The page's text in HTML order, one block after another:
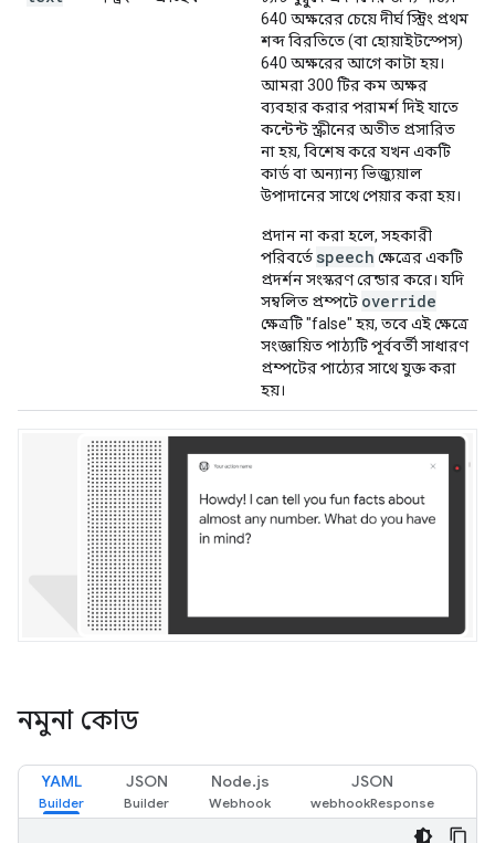
640 অক্ষরের চেয়ে দীর্ঘ স্ট্রিং প্রথম
শব্দ বিরতিতে (বা হোয়াইটস্পেস)
640 অক্ষরের আগে কাটা হয়।
আমরা 300 টির কম অক্ষর
ব্যবহার করার পরামর্শ দিই যাতে
কন্টেন্ট স্ক্রীনের অতীত প্রসারিত
না হয়, বিশেষ করে যখন একটি
কার্ড বা অন্যান্য ভিজ্যুয়াল
উপাদানের সাথে পেয়ার করা হয়।
প্রদান না করা হলে, সহকারী
পরিবর্তে speech ক্ষেত্রের একটি
প্রদর্শন সংস্করণ রেন্ডার করে। যদি
সম্বলিত প্রম্পটে override
ক্ষেত্রটি "false" হয়, তবে এই ক্ষেত্রে
সংজ্ঞায়িত পাঠ্যটি পূর্ববর্তী সাধারণ
প্রম্পটের পাঠ্যের সাথে যুক্ত করা
হয়।
নমুনা কোড
YAML JSON Node.js JSON